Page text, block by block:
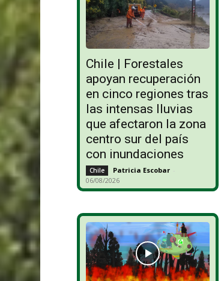
Chile | Forestales
apoyan recuperación
en cinco regiones tras
las intensas lluvias
que afectaron la zona
centro sur del país
con inundaciones
Chile Patricia Escobar -
06/08/2026